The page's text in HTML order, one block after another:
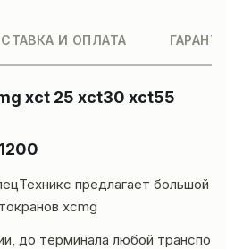
И ОПЛАТА
xct 25 xct30 xct55
предлагает большой
xcmg
до терминала любой транспо